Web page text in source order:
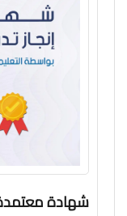
شهادة